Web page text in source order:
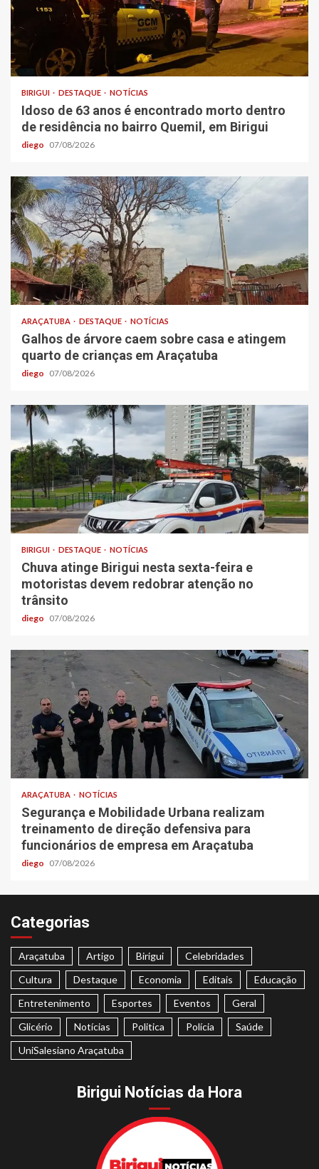
BIRIGUI DESTAQUE NOTÍCIAS
Idoso de 63 anos é encontrado morto dentro
de residência no bairro Quemil, em Birigui
diego 07/08/2026
ARAÇATUBA DESTAQUE NOTÍCIAS
Galhos de árvore caem sobre casa e atingem
quarto de crianças em Araçatuba
diego 07/08/2026
BIRIGUI DESTAQUE NOTÍCIAS
Chuva atinge Birigui nesta sexta-feira e
motoristas devem redobrar atenção no
trânsito
diego 07/08/2026
ARAÇATUBA NOTÍCIAS
Segurança e Mobilidade Urbana realizam
treinamento de direção defensiva para
funcionários de empresa em Araçatuba
diego 07/08/2026
Categorias
Araçatuba Artigo Birigui
Celebridades
Cultura
Destaque Economia Editais
Educação
Entretenimento
Esportes Eventos
Geral
Glicério
Notícias Politica Polícia
Saúde
UniSalesiano Araçatuba
Birigui Notícias da Hora